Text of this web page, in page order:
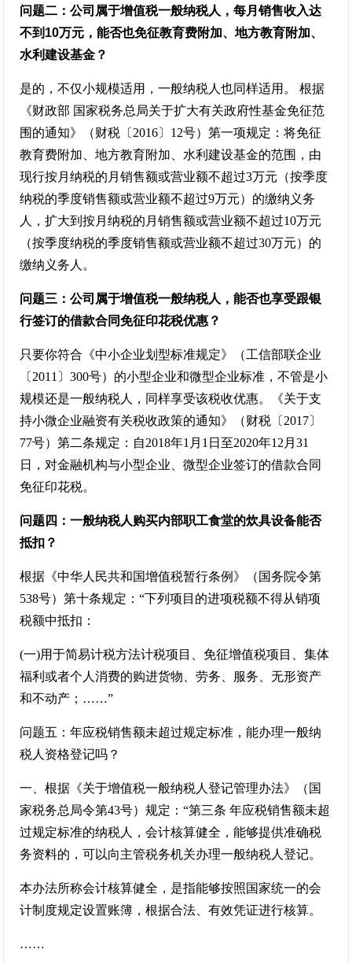
问题二：公司属于增值税一般纳税人，每月销售收入达
不到10万元，能否也免征教育费附加、地方教育附加、
水利建设基金？
是的，不仅小规模适用，一般纳税人也同样适用。 根据
《财政部 国家税务总局关于扩大有关政府性基金免征范
围的通知》（财税〔2016〕12号）第一项规定：将免征
教育费附加、地方教育附加、水利建设基金的范围，由
现行按月纳税的月销售额或营业额不超过3万元（按季度
纳税的季度销售额或营业额不超过9万元）的缴纳义务
人，扩大到按月纳税的月销售额或营业额不超过10万元
（按季度纳税的季度销售额或营业额不超过30万元）的
缴纳义务人。
问题三：公司属于增值税一般纳税人，能否也享受跟银
行签订的借款合同免征印花税优惠？
只要你符合《中小企业划型标准规定》（工信部联企业
〔2011〕300号）的小型企业和微型企业标准，不管是小
规模还是一般纳税人，同样享受该税收优惠。《关于支
持小微企业融资有关税收政策的通知》（财税〔2017〕
77号）第二条规定：自2018年1月1日至2020年12月31
日，对金融机构与小型企业、微型企业签订的借款合同
免征印花税。
问题四：一般纳税人购买内部职工食堂的炊具设备能否
抵扣？
根据《中华人民共和国增值税暂行条例》（国务院令第
538号）第十条规定：“下列项目的进项税额不得从销项
税额中抵扣：
(一)用于简易计税方法计税项目、免征增值税项目、集体
福利或者个人消费的购进货物、劳务、服务、无形资产
和不动产；……”
问题五：年应税销售额未超过规定标准，能办理一般纳
税人资格登记吗？
一、根据《关于增值税一般纳税人登记管理办法》（国
家税务总局令第43号）规定：“第三条 年应税销售额未超
过规定标准的纳税人，会计核算健全，能够提供准确税
务资料的，可以向主管税务机关办理一般纳税人登记。
本办法所称会计核算健全，是指能够按照国家统一的会
计制度规定设置账簿，根据合法、有效凭证进行核算。
……